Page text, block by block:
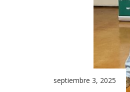
septiembre 3, 2025